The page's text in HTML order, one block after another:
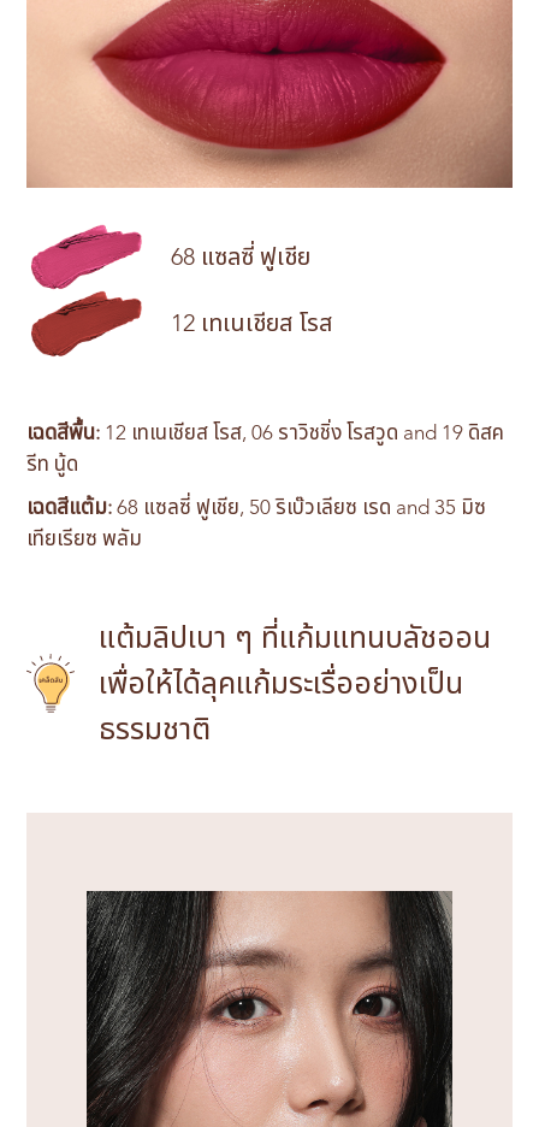
68 แซลซี่ ฟูเชีย
12 เทเนเชียส โรส
เฉดสีพื้น:12 เทเนเชียส โรส, 06 ราวิชชิ่ง โรสวูด and 19 ดิสค
รีท นู้ด
เฉดสีแต้ม:68 แซลซี่ ฟูเชีย, 50 ริเบ๊วเลียซ เรด and 35 มิซ
เทียเรียซ พลัม
แต้มลิปเบา ๆ ที่แก้มแทนบลัชออน
เพื่อให้ได้ลุคแก้มระเรื่ออย่างเป็น
ธรรมชาติ